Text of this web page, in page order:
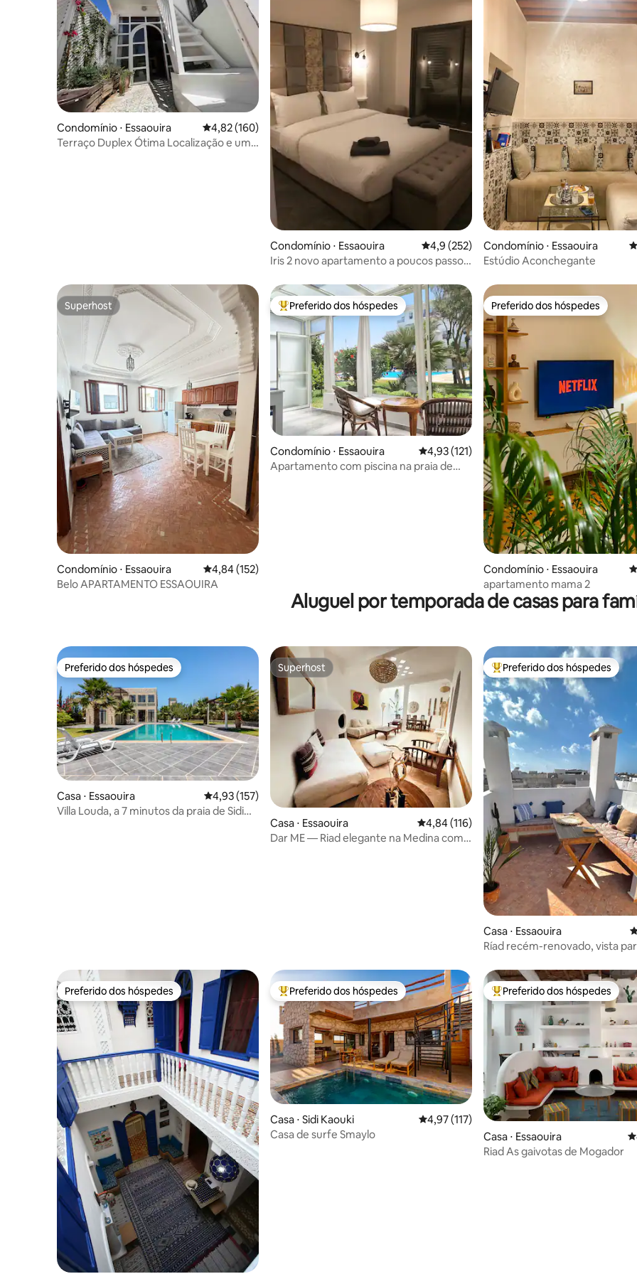
Condomínio ⋅ Essaouira 4,82 de uma avaliação média de 5, 160 avaliações
4,82 (160)
Terraço Duplex Ótima Localização e uma
Condomínio ⋅ Essaouira 4,9 de uma avaliação média de 5, 252
4,9 (252)
Iris 2 novo apartamento a poucos passos
Condomínio ⋅ Essaouira
Estúdio Aconchegante
Superhost
Superhost
Condomínio ⋅ Essaouira 4,84 de uma avaliação média de 5, 152 avaliações
4,84 (152)
Belo APARTAMENTO ESSAOUIRA
Entre os melhores preferidos dos hóspedes
Preferido dos hóspedes
Condomínio ⋅ Essaouira 4,93 de uma avaliação média de 5, 121
4,93 (121)
Apartamento com piscina na praia de
Preferido dos hóspedes
Preferido dos hóspedes
Condomínio ⋅ Essaouira
apartamento mama 2
Aluguel por temporada de casas para
Preferido dos hóspedes
Preferido dos hóspedes
Casa ⋅ Essaouira 4,93 de uma avaliação média de 5, 157 avaliações
4,93 (157)
Villa Louda, a 7 minutos da praia de Sidi
Superhost
Superhost
Casa ⋅ Essaouira 4,84 de uma avaliação média de 5, 116
4,84 (116)
Dar ME — Riad elegante na Medina com
Entre os melhores preferidos
Preferido dos hóspedes
Casa ⋅ Essaouira
Ríad recém-renovado, vista
Preferido dos hóspedes
Preferido dos hóspedes Entre os melhores preferidos dos hóspedes
Preferido dos hóspedes
Casa ⋅ Sidi Kaouki 4,97 de uma avaliação média de 5, 117
4,97 (117)
Casa de surfe Smaylo
Entre os melhores preferidos
Preferido dos hóspedes
Casa ⋅ Essaouira
Riad As gaivotas de Mogador